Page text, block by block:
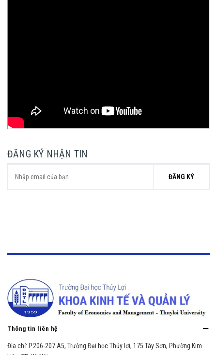
ĐĂNG KÝ NHẬN TIN
ĐĂNG KÝ
Thông tin liên hệ
Địa chỉ: P.206-207 A5, Trường Đại học Thủy lợi, 175 Tây Sơn, Phường Kim